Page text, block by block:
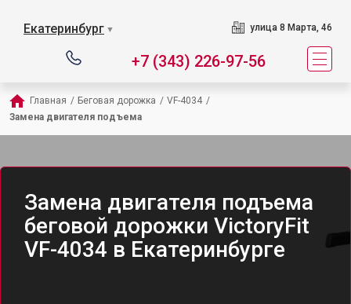
Екатеринбург ▼ улица 8 Марта, 46
+7 (343) 226-97-56
Главная / Беговая дорожка / VF-4034 /
Замена двигателя подъема
Замена двигателя подъема
беговой дорожки VictoryFit
VF-4034 в Екатеринбурге